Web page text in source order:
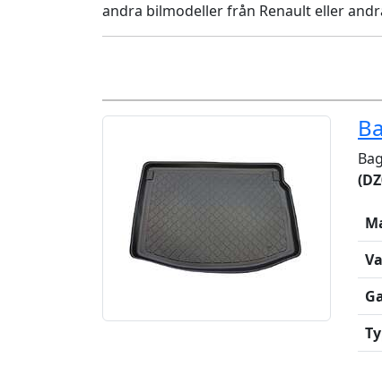
andra bilmodeller från Renault eller